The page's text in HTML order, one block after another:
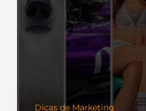
Dicas de Marketing